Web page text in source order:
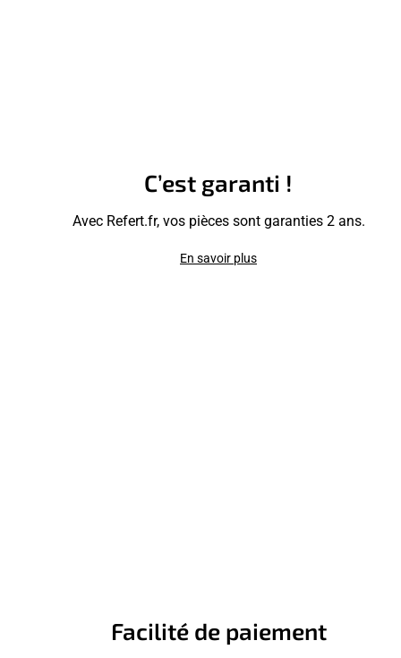
C’est garanti !
Avec Refert.fr, vos pièces sont garanties 2 ans.
En savoir plus
Facilité de paiement